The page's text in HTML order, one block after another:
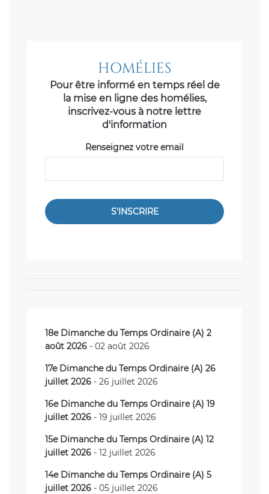
HOMÉLIES
Pour être informé en temps réel de
la mise en ligne des homélies,
inscrivez-vous à notre lettre
d'information
Renseignez votre email
S'INSCRIRE
18e Dimanche du Temps Ordinaire (A) 2
août 2026 - 02 août 2026
17e Dimanche du Temps Ordinaire (A) 26
juillet 2026 - 26 juillet 2026
16e Dimanche du Temps Ordinaire (A) 19
juillet 2026 - 19 juillet 2026
15e Dimanche du Temps Ordinaire (A) 12
juillet 2026 - 12 juillet 2026
14e Dimanche du Temps Ordinaire (A) 5
juillet 2026 - 05 juillet 2026